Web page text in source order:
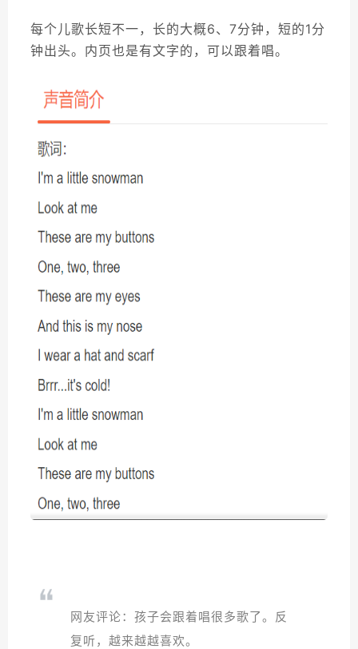
每个儿歌长短不一，长的大概6、7分钟，短的1分
钟出头。内页也是有文字的，可以跟着唱。
网友评论：孩子会跟着唱很多歌了。反
复听，越来越越喜欢。